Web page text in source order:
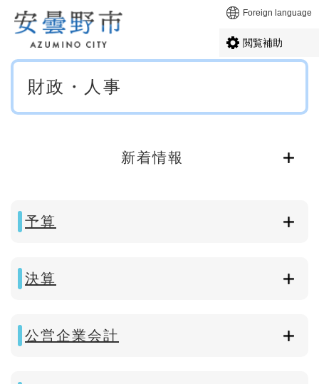
メニューを飛ばして本文へ Foreign language
閲覧補助
本
財政・人事
新着情報
予算
決算
公営企業会計